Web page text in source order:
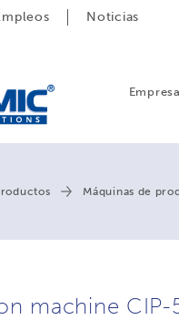
Noticias
Empresa
Máquinas de
machine CIP-